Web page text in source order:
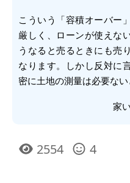
2554 4
こういう「容積オーバー
厳しく、ローンが使えな
うなると売るときにも売
なります。しかし反対に
密に土地の測量は必要ない
家